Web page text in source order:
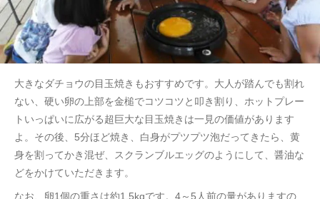
大きなダチョウの目玉焼きもおすすめです。大人が踏んでも割れ
ない、硬い卵の上部を金槌でコツコツと叩き割り、ホットプレー
トいっぱいに広がる超巨大な目玉焼きは一見の価値があります
よ。その後、5分ほど焼き、白身がプツプツ泡だってきたら、黄
身を割ってかき混ぜ、スクランブルエッグのようにして、醤油な
どをかけていただきます。
なお、卵1個の重さは約1.5kgです。4～5人前の量がありますの